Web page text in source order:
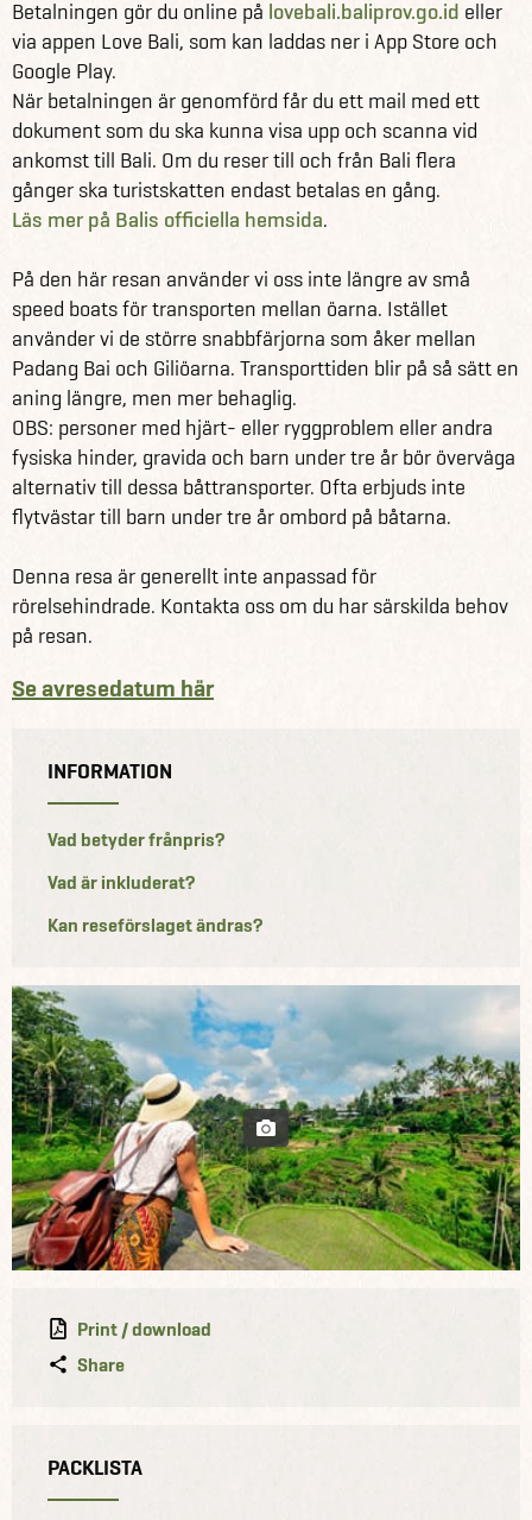
Betalningen gör du online på lovebali.baliprov.go.id eller
via appen Love Bali, som kan laddas ner i App Store och
Google Play.
När betalningen är genomförd får du ett mail med ett
dokument som du ska kunna visa upp och scanna vid
ankomst till Bali. Om du reser till och från Bali flera
gånger ska turistskatten endast betalas en gång.
Läs mer på Balis officiella hemsida.
På den här resan använder vi oss inte längre av små
speed boats för transporten mellan öarna. Istället
använder vi de större snabbfärjorna som åker mellan
Padang Bai och Giliöarna. Transporttiden blir på så sätt en
aning längre, men mer behaglig.
OBS: personer med hjärt- eller ryggproblem eller andra
fysiska hinder, gravida och barn under tre år bör överväga
alternativ till dessa båttransporter. Ofta erbjuds inte
flytvästar till barn under tre år ombord på båtarna.
Denna resa är generellt inte anpassad för
rörelsehindrade. Kontakta oss om du har särskilda behov
på resan.
Se avresedatum här
INFORMATION
Vad betyder frånpris?
Vad är inkluderat?
Kan reseförslaget ändras?
Print / download
Share
PACKLISTA